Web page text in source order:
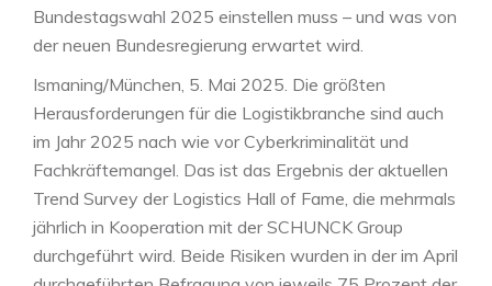
Bundestagswahl 2025 einstellen muss – und was von
der neuen Bundesregierung erwartet wird.
Ismaning/München, 5. Mai 2025. Die größten
Herausforderungen für die Logistikbranche sind auch
im Jahr 2025 nach wie vor Cyberkriminalität und
Fachkräftemangel. Das ist das Ergebnis der aktuellen
Trend Survey der Logistics Hall of Fame, die mehrmals
jährlich in Kooperation mit der SCHUNCK Group
durchgeführt wird. Beide Risiken wurden in der im April